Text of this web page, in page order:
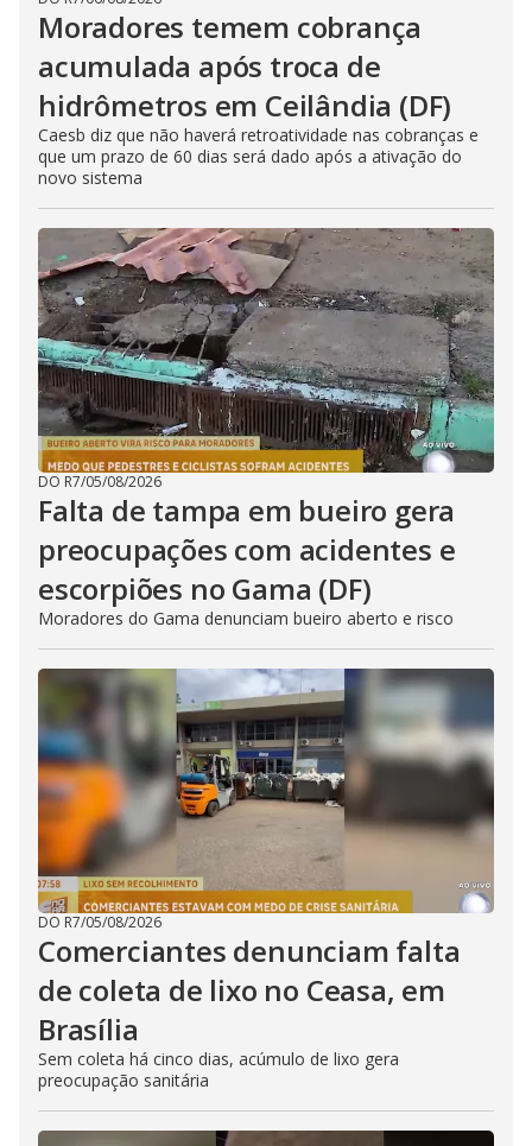
Moradores temem cobrança
acumulada após troca de
hidrômetros em Ceilândia (DF)
Caesb diz que não haverá retroatividade nas cobranças e
que um prazo de 60 dias será dado após a ativação do
novo sistema
DO R7/05/08/2026
Falta de tampa em bueiro gera
preocupações com acidentes e
escorpiões no Gama (DF)
Moradores do Gama denunciam bueiro aberto e risco
DO R7/05/08/2026
Comerciantes denunciam falta
de coleta de lixo no Ceasa, em
Brasília
Sem coleta há cinco dias, acúmulo de lixo gera
preocupação sanitária